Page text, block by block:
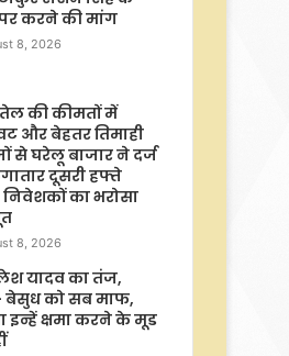
करने की मांग
8, 2026
की कीमतों में
और बेहतर तिमाही
से घरेलू बाजार ने दर्ज
दूसरी हफ्ते
का भरोसा
8, 2026
यादव का तंज,
बेसुध को सब माफ,
इन्हें क्षमा करने के मूड